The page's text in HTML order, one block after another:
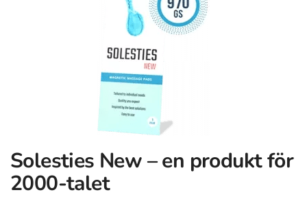
Solesties New – en produkt för
2000-talet